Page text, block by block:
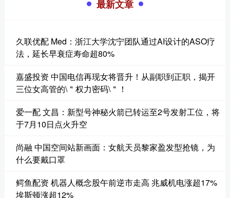
最新文章
久联优配 Med：浙江大学沈宁团队通过AI设计的ASO疗
法，延长早衰症寿命超80%
嘉盛投资 中国电信再现女将晋升！从副职到正职，揭开
三位女高管的\＂权力密码\＂！
爱一配 文昌：新型号神秘火箭已转运至2号发射工位，将
于7月10日点火升空
尚融 中国空间站新画面：女航天员黎家盈发型抢镜，为
什么要戴口罩
鳄鱼配资 机器人概念股午前逆市走高 兆威机电涨超17%
埃斯顿涨超12%